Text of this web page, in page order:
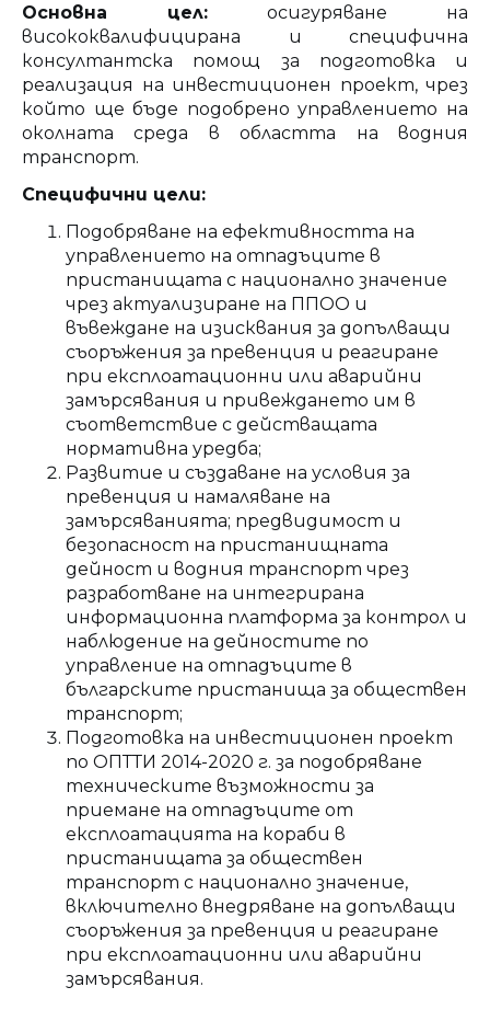
Основна цел:осигуряване на
висококвалифицирана и специфична
консултантска помощ за подготовка и
реализация на инвестиционен проект, чрез
който ще бъде подобрено управлението на
околната среда в областта на водния
транспорт.
Специфични цели:
Подобряване на ефективността на
управлението на отпадъците в
пристанищата с национално значение
чрез актуализиране на ППОО и
въвеждане на изисквания за допълващи
съоръжения за превенция и реагиране
при експлоатационни или аварийни
замърсявания и привеждането им в
съответствие с действащата
нормативна уредба;
Развитие и създаване на условия за
превенция и намаляване на
замърсяванията; предвидимост и
безопасност на пристанищната
дейност и водния транспорт чрез
разработване на интегрирана
информационна платформа за контрол и
наблюдение на дейностите по
управление на отпадъците в
българските пристанища за обществен
транспорт;
Подготовка на инвестиционен проект
по ОПТТИ 2014-2020 г. за подобряване
техническите възможности за
приемане на отпадъците от
експлоатацията на кораби в
пристанищата за обществен
транспорт с национално значение,
включително внедряване на допълващи
съоръжения за превенция и реагиране
при експлоатационни или аварийни
замърсявания.